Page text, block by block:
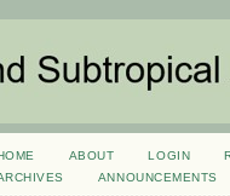
ABOUT LOGIN
ANNOUNCEMENTS